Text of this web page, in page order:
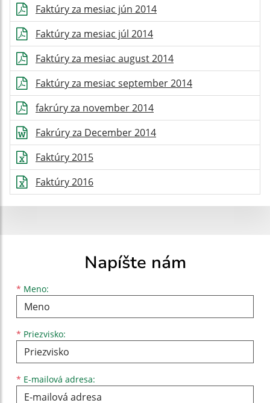
Faktúry za mesiac jún 2014
Faktúry za mesiac júl 2014
Faktúry za mesiac august 2014
Faktúry za mesiac september 2014
fakrúry za november 2014
Fakrúry za December 2014
Faktúry 2015
Faktúry 2016
Napíšte nám
* Meno:
Meno
* Priezvisko:
Priezvisko
* E-mailová adresa:
E-mailová adresa